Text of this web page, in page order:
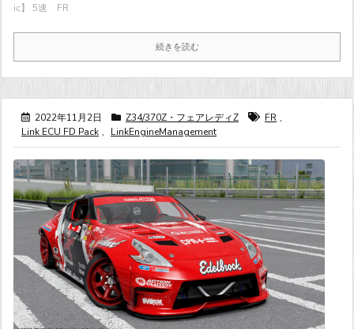
ic】 5速 FR
続きを読む
2022年11月2日 Z34/370Z・フェアレディZ FR ,
Link ECU FD Pack , LinkEngineManagement